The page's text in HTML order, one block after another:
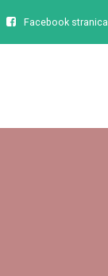
Facebook stranica